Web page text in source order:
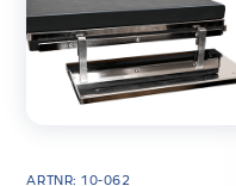
ARTNR: 10-062